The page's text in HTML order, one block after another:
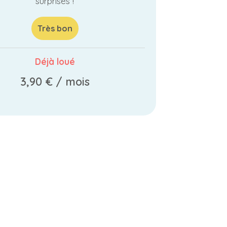
Très bon
Déjà loué
3,90 €/ mois